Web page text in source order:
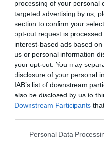
processing of your personal
targeted advertising by us,
section to confirm your
opt-out request is
interest-based ads based
us or personal information
your opt-out. You may
disclosure of your personal
IAB’s list of downstream
also be disclosed by us to
Downstream Participants
Personal Data